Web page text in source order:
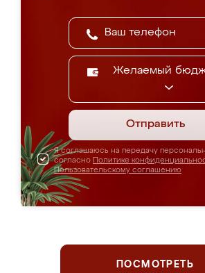
Желаемый
Отправить
Я соглашаюсь на передачу
согласно Политике
Пользовательскому соглашению
ПОСМОТРЕТЬ